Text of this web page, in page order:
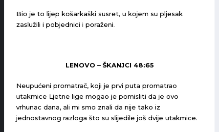
Bio je to lijep košarkaški susret, u kojem su pljesak
zaslužili i pobjednici i poraženi.
LENOVO – ŠKANJCI 48:65
Neupućeni promatrač, koji je prvi puta promatrao
utakmice Ljetne lige mogao je pomisliti da je ovo
vrhunac dana, ali mi smo znali da nije tako iz
jednostavnog razloga što su slijedile još dvije utakmice.